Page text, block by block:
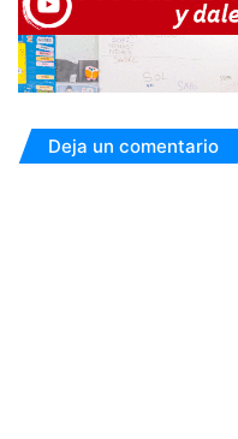
Deja un comentario